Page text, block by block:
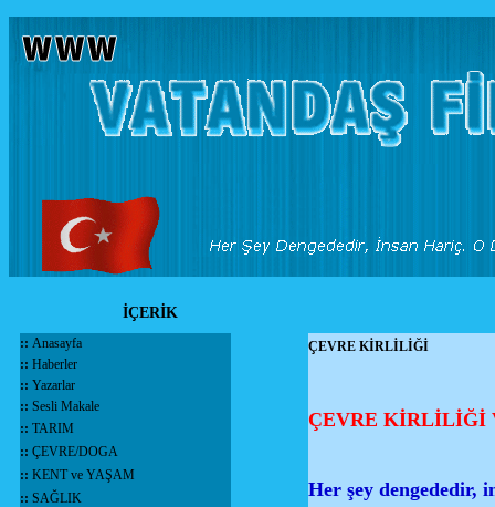
İÇERİK
:: Anasayfa
:: Haberler
:: Yazarlar
:: Sesli Makale
:: TARIM
:: ÇEVRE/DOGA
:: KENT ve YAŞAM
:: SAĞLIK
ÇEVRE KİRLİLİĞİ
ÇEVRE KİRLİLİĞİ
Her şey dengededir,